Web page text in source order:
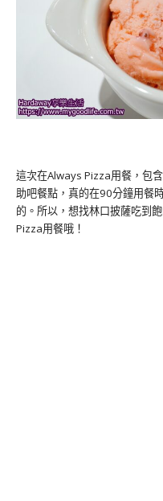
這次在Always Pizza用餐，包
助吧餐點，真的在90分鐘用餐
的。所以，想找林口披薩吃到
Pizza用餐哦！